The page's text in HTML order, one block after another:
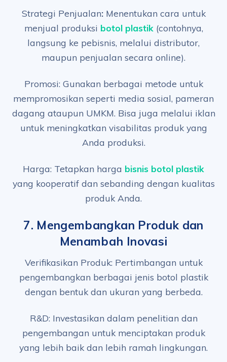
Strategi Penjualan:Menentukan cara untuk
menjual produksi botol plastik (contohnya,
langsung ke pebisnis, melalui distributor,
maupun penjualan secara online).
Promosi: Gunakan berbagai metode untuk
mempromosikan seperti media sosial, pameran
dagang ataupun UMKM. Bisa juga melalui iklan
untuk meningkatkan visabilitas produk yang
Anda produksi.
Harga: Tetapkan harga bisnis botol plastik
yang kooperatif dan sebanding dengan kualitas
produk Anda.
7. Mengembangkan Produk dan
Menambah Inovasi
Verifikasikan Produk: Pertimbangan untuk
pengembangkan berbagai jenis botol plastik
dengan bentuk dan ukuran yang berbeda.
R&D: Investasikan dalam penelitian dan
pengembangan untuk menciptakan produk
yang lebih baik dan lebih ramah lingkungan.